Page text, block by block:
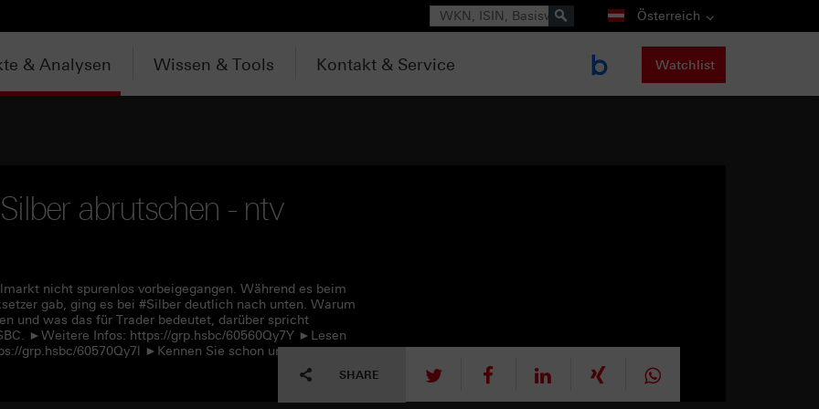
Suche Österreich
& Analysen Wissen & Tools Kontakt & Service Watchlist
abrutschen - ntv
nicht spurenlos vorbeigegangen. Während es beim
gab, ging es bei #Silber deutlich nach unten. Warum
und was das für Trader bedeutet, darüber spricht
►Weitere Infos: https://grp.hsbc/60560Qy7Y ►Lesen
grp.hsbc/60570Qy7l ►Kennen Sie schon unseren
SHARE tweet mitteilen